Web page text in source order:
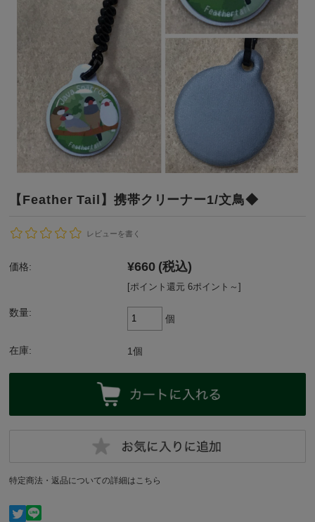
【Feather Tail】携帯クリーナー1/文鳥◆
レビューを書く
価格: ¥660 (税込)
[ポイント還元 6ポイント～]
数量:
個
在庫: 1個
特定商法・返品についての詳細はこちら